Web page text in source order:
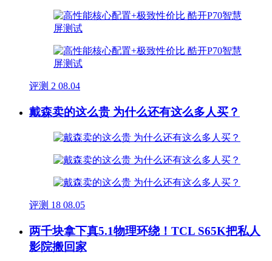
评测 2 08.04
戴森卖的这么贵 为什么还有这么多人买？
评测 18 08.05
两千块拿下真5.1物理环绕！TCL S65K把私人
影院搬回家